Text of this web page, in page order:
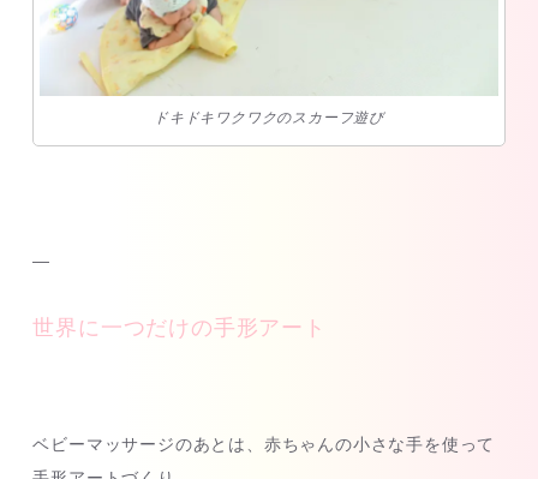
ドキドキワクワクのスカーフ遊び
—
世界に一つだけの手形アート
ベビーマッサージのあとは、赤ちゃんの小さな手を使って